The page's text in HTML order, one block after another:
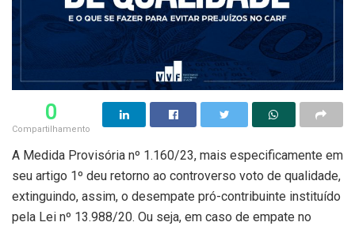
0
Compartilhamento
A Medida Provisória nº 1.160/23, mais especificamente em
seu artigo 1º deu retorno ao controverso voto de qualidade,
extinguindo, assim, o desempate pró-contribuinte instituído
pela Lei nº 13.988/20. Ou seja, em caso de empate no